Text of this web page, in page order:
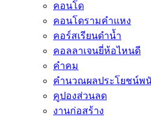
คอนโด
คอนโดรามคำแหง
คอร์สเรียนดำน้ำ
คอลลาเจนยี่ห้อไหนดี
คำคม
คำนวณผลประโยชน์พ
คูปองส่วนลด
งานก่อสร้าง